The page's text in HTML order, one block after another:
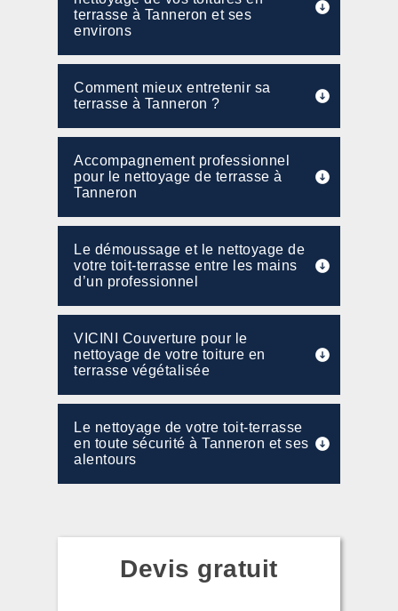
terrasse à Tanneron et ses
environs
Comment mieux entretenir sa
terrasse à Tanneron ?
Accompagnement professionnel
pour le nettoyage de terrasse à
Tanneron
Le démoussage et le nettoyage de
votre toit-terrasse entre les mains
d’un professionnel
VICINI Couverture pour le
nettoyage de votre toiture en
terrasse végétalisée
Le nettoyage de votre toit-terrasse
en toute sécurité à Tanneron et ses
alentours
Devis gratuit